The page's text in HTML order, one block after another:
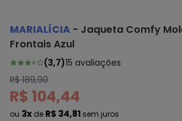
MARIALÍCIA - Jaqueta Comfy
Frontais Azul
(3,7)15 avaliações
R$ 189,90
R$ 104,44
ou 3x de R$ 34,81 sem juros